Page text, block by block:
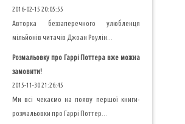
2016-02-15 20:05:55
Авторка беззаперечного улюбленця
мільйонів читачів Джоан Роулін...
Розмальовку про Гаррі Поттера вже можна
замовити!
2015-11-30 21:26:45
Ми всі чекаємо на появу першої книги-
розмальовки про Гаррі Поттер...